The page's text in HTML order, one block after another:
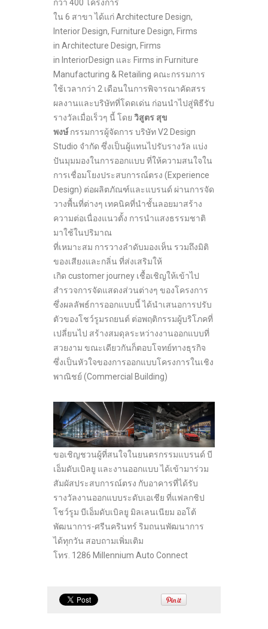
กว่า 400 โครงการ
ใน 6 สาขา ได้แก่ Architecture Design,
Interior Design, Furniture Design, Firms
in Architecture Design, Firms
in InteriorDesign และ Firms in Furniture
Manufacturing & Retailing คณะกรรมการ
ใช้เวลากว่า 2 เดือนในการพิจารณาคัดสรร
ผลงานและบริษัทที่โดดเด่น ก่อนนำไปสู่พิธีรับ
รางวัลเมื่อเร็วๆ นี้ โดย วิสูตร สุข
พงษ์ กรรมการผู้จัดการ บริษัท V2 Design
Studio จำกัด ซึ่งเป็นผู้แทนไปรับรางวัล แบ่ง
ปันมุมมองในการออกแบบ ที่ให้ความสนใจใน
การเชื่อมโยงประสบการณ์ตรง (Experience
Design) ต่อผลิตภัณฑ์และแบรนด์ ผ่านการจัด
วางพื้นที่ต่างๆ เทคนิคที่นำชั้นลอยมาสร้าง
ความต่อเนื่องแนวตั้ง การนำแสงธรรมชาติ
มาใช้ในปริมาณ
ที่เหมาะสม การวางลำดับมองเห็น รวมถึงมิติ
ของเสียงและกลิ่น ที่ส่งเสริมให้
เกิด customer journey เชื้อเชิญให้เข้าไป
สำรวจการจัดแสดงส่วนต่างๆ ของโครงการ
ซึ่งผลลัพธ์การออกแบบนี้ ได้นำเสนอการปรับ
ตัวของโชว์รูมรถยนต์ ต่อพฤติกรรมผู้บริโภคที่
เปลี่ยนไป สร้างสมดุลระหว่างงานออกแบบที่
สวยงาม ขณะเดียวกันก็ตอบโจทย์ทางธุรกิจ
ซึ่งเป็นหัวใจของการออกแบบโครงการในเชิง
พาณิชย์ (Commercial Building)
ขอเชิญชวนผู้ที่สนใจในยนตรกรรมแบรนด์ บี
เอ็มดับเบิลยู และงานออกแบบ ได้เข้ามาร่วม
สัมผัสประสบการณ์ตรง กับอาคารที่ได้รับ
รางวัลงานออกแบบระดับเอเชีย ที่แฟลกชิป
โชว์รูม บีเอ็มดับเบิลยู มิลเลนเนียม ออโต้
พัฒนาการ-ศรีนครินทร์ ริมถนนพัฒนาการ
ได้ทุกวัน สอบถามเพิ่มเติม
โทร. 1286 Millennium Auto Connect